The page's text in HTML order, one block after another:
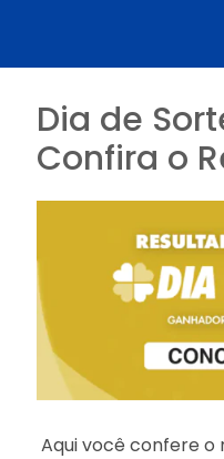
Dia de
Confira o
Aqui você confere o